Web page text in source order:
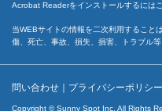
Acrobat Readerをインストールするには
当WEBサイトの情報を二次利用すること
傷、死亡、事故、損失、損害、トラブル
問い合わせ ｜ プライバシーポリシー
Copyright © Sunny Spot Inc. All Rights